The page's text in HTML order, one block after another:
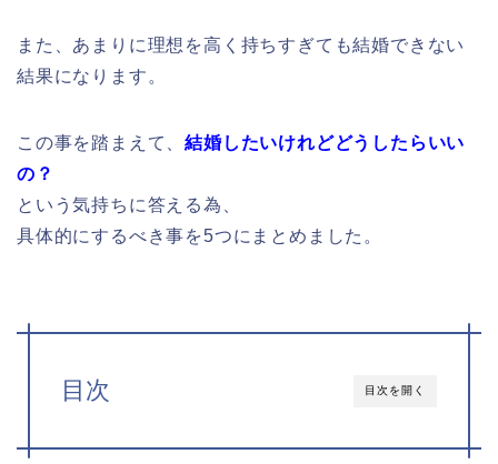
また、あまりに理想を高く持ちすぎても結婚できない
結果になります。
この事を踏まえて、結婚したいけれどどうしたらいい
の？
という気持ちに答える為、
具体的にするべき事を5つにまとめました。
目次を開く
目次